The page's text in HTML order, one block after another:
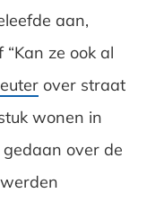
aan,
“Kan ze ook al
over straat
wonen in
over de